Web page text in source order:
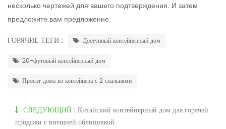
несколько чертежей для вашего подтверждения. И затем
предложите вам предложение.
ГОРЯЧИЕ ТЕГИ : Доступный контейнерный дом
20-футовый контейнерный дом
Проект дома из контейнера с 2 спальнями
СЛЕДУЮЩИЙ :Китайский контейнерный дом для горячей
продажи с внешней облицовкой